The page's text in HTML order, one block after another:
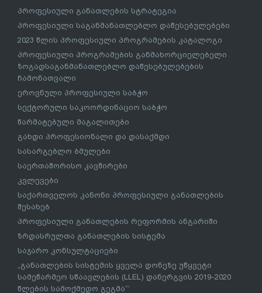
პროფესიული განათლების სტრატეგია
პროფესიული საგანმანათლებლო დაწესებულებები
2023 წლის პროფესიული პროგრამების კატალოგი
პროფესიული პროგრამების განმახორციელებელი
ზოგადსაგანმანათლებლო დაწესებულებების
ჩამონათვალი
ეროვნული პროფესიული საბჭო
სექტორული საკოორდინაციო საბჭო
წარმატებული მაგალითები
გახდი პროფესიონალი და დასაქმდი
სასარგებლო ბმულები
საერთაშორისო კავშირები
კვლევები
საქართველოს კანონი პროფესიული განათლების
შესახებ
პროფესიული განათლების რეფორმის ანგარიში
ზრდასრულთა განათლების სისტემა
საჯარო კონსულტაციები
„განათლების სისტემის ყველა დონეზე უწყვეტი
სამეწარმეო სწაავლების (LLEL) დანერგვის 2019-2020
წლების სამოქმედო გეგმა“’